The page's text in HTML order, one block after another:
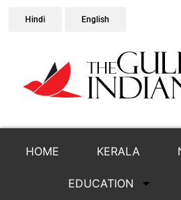
Hindi English
HOME KERALA
EDUCATION